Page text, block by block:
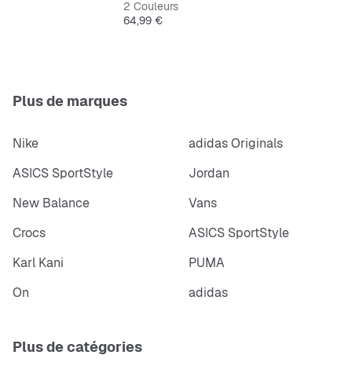
Doublure en synthétique et textile
2 Couleurs
Prix
64,99 €
Plus de marques
Nike
adidas Originals
ASICS SportStyle
Jordan
New Balance
Vans
Crocs
ASICS SportStyle
Karl Kani
PUMA
On
adidas
Plus de catégories